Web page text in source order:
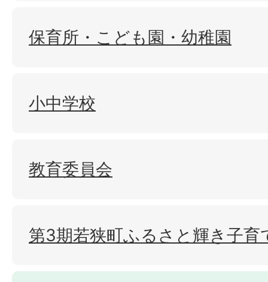
保育所・こども園・幼稚園
小中学校
教育委員会
第3期若狭町ふるさと輝き子